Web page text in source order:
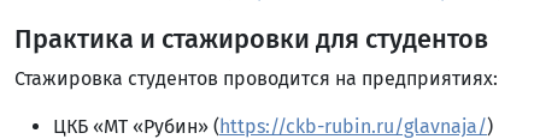
Практика и стажировки для студентов
Стажировка студентов проводится на предприятиях:
ЦКБ «МТ «Рубин» (https://ckb-rubin.ru/glavnaja/)